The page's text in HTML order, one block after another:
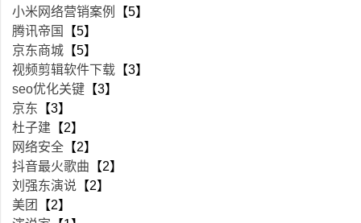
小米网络营销案例
【5】
腾讯帝国
【5】
京东商城 【5】
视频剪辑软件下载 【3】
seo优化关键 【3】
京东 【3】
杜子建 【2】
网络安全 【2】
抖音最火歌曲 【2】
刘强东演说 【2】
美团
【2】